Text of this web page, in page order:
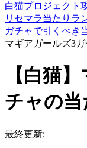
白猫プロジェクト
リセマラ当たりラ
ガチャで引くべき
マギアガールズ3
【白猫
チャの
最終更新: